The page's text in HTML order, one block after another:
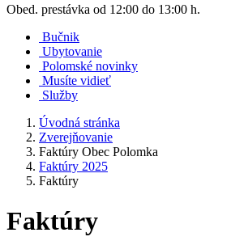
Obed. prestávka od 12:00 do 13:00 h.
Bučnik
Ubytovanie
Polomské novinky
Musíte vidieť
Služby
Úvodná stránka
Zverejňovanie
Faktúry Obec Polomka
Faktúry 2025
Faktúry
Faktúry